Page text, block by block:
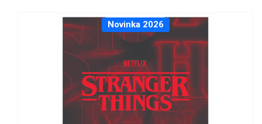
Novinka 2026